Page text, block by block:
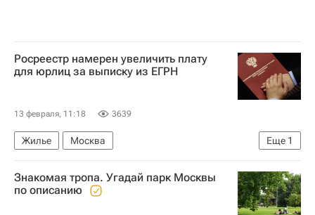
Росреестр намерен увеличить плату
для юрлиц за выписку из ЕГРН
13 февраля, 11:18 3639
Еще 1
Жилье
Москва
Федеральная служба государственной регистрации, кадастра и картографии (Росреестр)
Знакомая тропа. Угадай парк Москвы
по описанию